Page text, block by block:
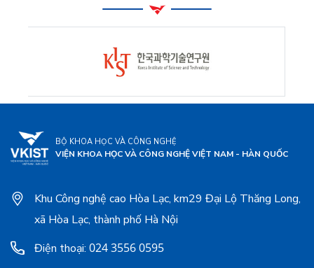
BỘ KHOA HỌC VÀ CÔNG NGHỆ
VIỆN KHOA HỌC VÀ CÔNG NGHỆ VIỆT NAM - HÀN QUỐC
Khu Công nghệ cao Hòa Lạc, km29 Đại Lộ Thăng Long,
xã Hòa Lạc, thành phố Hà Nội
Điện thoại: 024 3556 0595